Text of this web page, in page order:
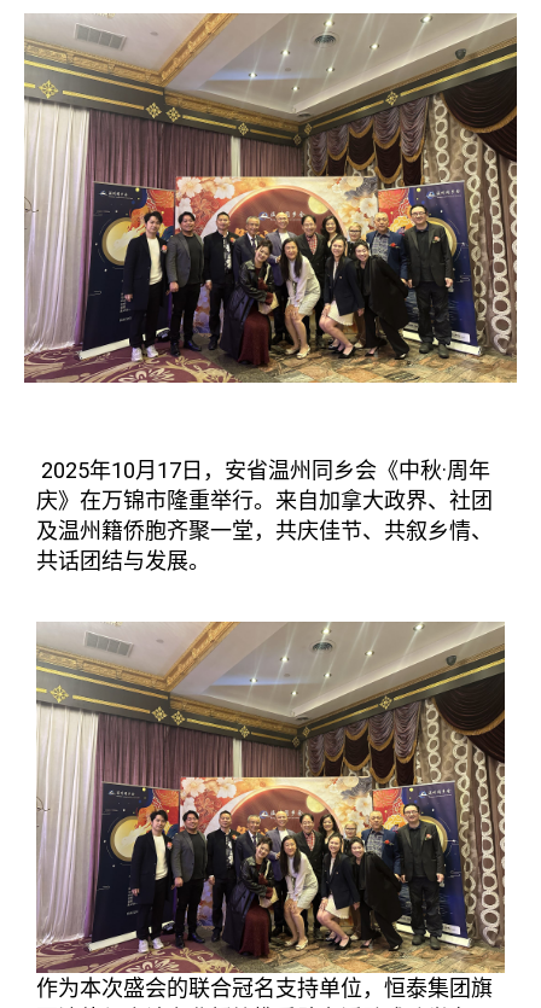
2025年10月17日，安省温州同乡会《中秋·周年
庆》在万锦市隆重举行。来自加拿大政界、社团
及温州籍侨胞齐聚一堂，共庆佳节、共叙乡情、
共话团结与发展。
作为本次盛会的联合冠名支持单位，恒泰集团旗